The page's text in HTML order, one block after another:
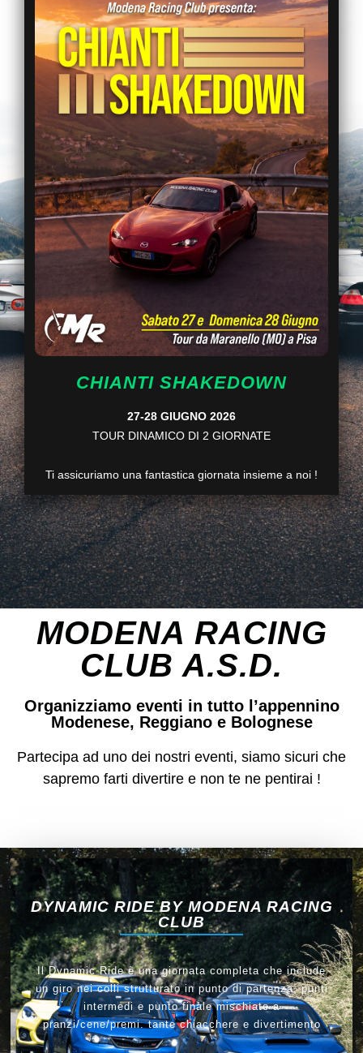
CHIANTI SHAKEDOWN
27-28 GIUGNO 2026
TOUR DINAMICO DI 2 GIORNATE
Ti assicuriamo una fantastica giornata insieme a noi !
MODENA RACING
CLUB A.S.D.
Organizziamo eventi in tutto l’appennino
Modenese, Reggiano e Bolognese
Partecipa ad uno dei nostri eventi, siamo sicuri che
sapremo farti divertire e non te ne pentirai !
DYNAMIC RIDE BY MODENA RACING
CLUB
Il Dynamic Ride è una giornata completa che include
un giro nei colli strutturato in punto di partenza, punti
intermedi e punto finale mischiato a
pranzi/cene/premi. tante chiacchere e divertimento